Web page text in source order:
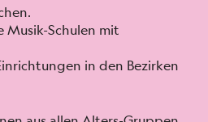
Schulen mit
in den Bezirken